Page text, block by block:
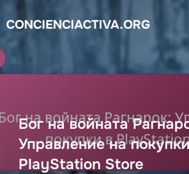
to
content
CONCIENCIACTIVA.ORG
Бог на войната
Управление на
PlayStation Store